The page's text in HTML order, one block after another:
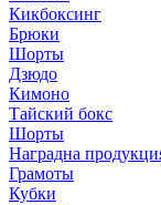
Кикбоксинг
Брюки
Шорты
Дзюдо
Кимоно
Тайский бокс
Шорты
Наградна
Грамоты
Кубки